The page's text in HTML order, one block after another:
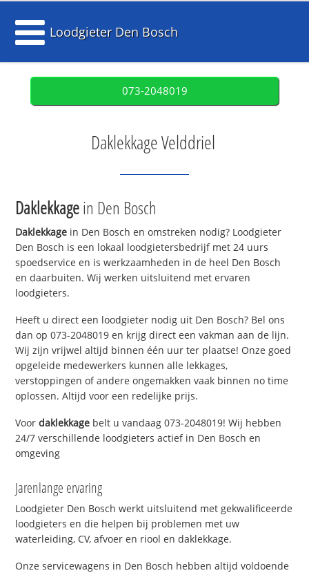
Loodgieter Den Bosch
073-2048019
Daklekkage Velddriel
Daklekkagein Den Bosch
Daklekkage in Den Bosch en omstreken nodig? Loodgieter
Den Bosch is een lokaal loodgietersbedrijf met 24 uurs
spoedservice en is werkzaamheden in de heel Den Bosch
en daarbuiten. Wij werken uitsluitend met ervaren
loodgieters.
Heeft u direct een loodgieter nodig uit Den Bosch? Bel ons
dan op 073-2048019 en krijg direct een vakman aan de lijn.
Wij zijn vrijwel altijd binnen één uur ter plaatse! Onze goed
opgeleide medewerkers kunnen alle lekkages,
verstoppingen of andere ongemakken vaak binnen no time
oplossen. Altijd voor een redelijke prijs.
Voordaklekkage belt u vandaag 073-2048019! Wij hebben
24/7 verschillende loodgieters actief in Den Bosch en
omgeving
Jarenlange ervaring
Loodgieter Den Bosch werkt uitsluitend met gekwalificeerde
loodgieters en die helpen bij problemen met uw
waterleiding, CV, afvoer en riool en daklekkage.
Onze servicewagens in Den Bosch hebben altijd voldoende